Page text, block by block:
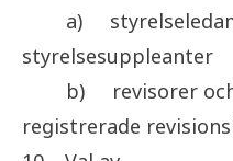
a)
styrelsesuppleanter
b)
revisorer
registrerade